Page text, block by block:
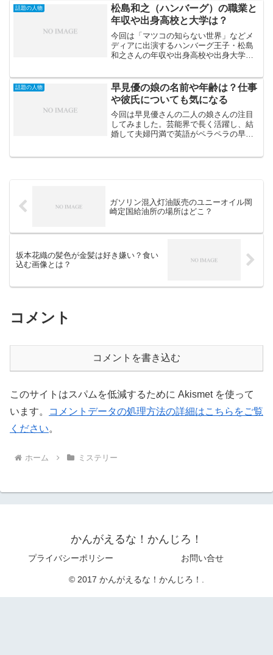
「ホラー映画より怖いさや」と佐々木さ
や氏の実名も...
話題の人物
松島和之（ハンバーグ）の職業と
年収や出身高校と大学は？
今回は「マツコの知らない世界」などメ
ディアに出演するハンバーグ王子・松島
和之さんの年収や出身高校や出身大学と
島和之さんは年間400食ハンバーグを食べ
るんだそうですよ！い...
話題の人物
早見優の娘の名前や年齢は？仕事
や彼氏についても気になる
今回は早見優さんの二人の娘さんの注目
してみました。芸能界で長く活躍し、結
婚して夫婦円満で英語がペラペラの早見
ガソリン混入灯油販売のユニーオイル岡
崎定国給油所の場所はどこ？
坂本花織の髪色が金髪は好き嫌い？食い
込む画像とは？
コメント
コメントを書き込む
このサイトはスパムを低減するために Akismet を使って
います。
コメントデータの処理方法の詳細はこちらをご覧
ください。
ホーム ミステリー
かんがえるな！かんじろ！
プライバシーポリシー お問い合せ
© 2017 かんがえるな！かんじろ！.